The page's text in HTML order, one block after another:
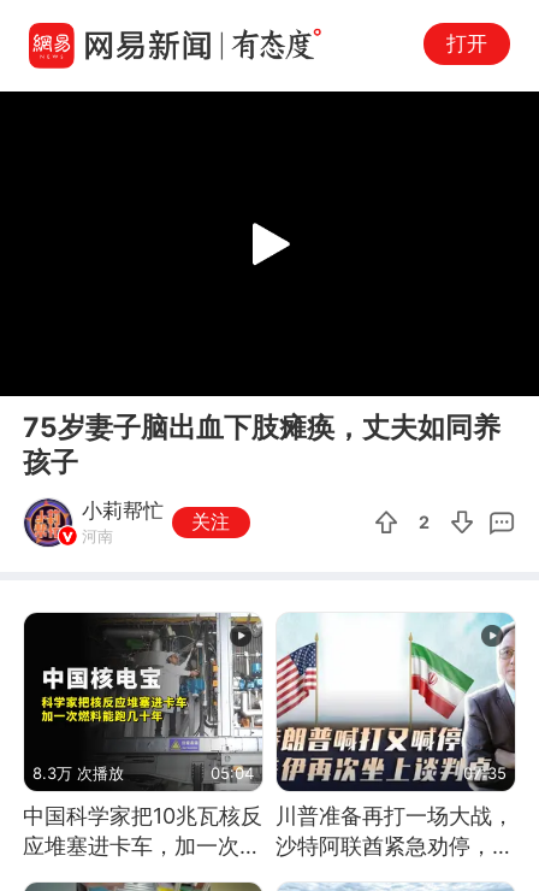
打开
Play
75岁妻子脑出血下肢瘫痪，丈夫如同养
孩子
小莉帮忙
河南
关注 2
8.3万 次播放 05:04
中国科学家把10兆瓦核反
应堆塞进卡车，加一次燃
料能跑几十年
07:35
川普准备再打一场大战，
沙特阿联酋紧急劝停，美
伊开启新一轮谈判